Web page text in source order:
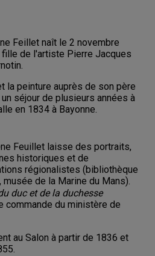
Feillet naît le 2 novembre
de l'artiste Pierre Jacques
la peinture auprès de son père
séjour de plusieurs années à
en 1834 à Bayonne.
Feuillet laisse des portraits,
historiques et de
régionalistes (bibliothèque
de la Marine du Mans).
duc et de la duchesse
commande du ministère de
au Salon à partir de 1836 et